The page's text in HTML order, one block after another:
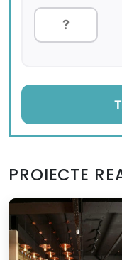
PROIECTE